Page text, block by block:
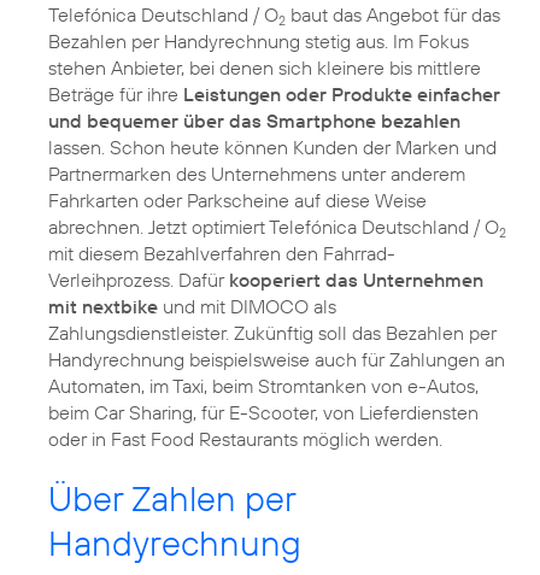
Telefónica Deutschland / O2 baut das Angebot für das
Bezahlen per Handyrechnung stetig aus. Im Fokus
stehen Anbieter, bei denen sich kleinere bis mittlere
Beträge für ihre Leistungen oder Produkte einfacher
und bequemer über das Smartphone bezahlen
lassen. Schon heute können Kunden der Marken und
Partnermarken des Unternehmens unter anderem
Fahrkarten oder Parkscheine auf diese Weise
abrechnen. Jetzt optimiert Telefónica Deutschland / O2
mit diesem Bezahlverfahren den Fahrrad-
Verleihprozess. Dafür kooperiert das Unternehmen
mit nextbike und mit DIMOCO als
Zahlungsdienstleister. Zukünftig soll das Bezahlen per
Handyrechnung beispielsweise auch für Zahlungen an
Automaten, im Taxi, beim Stromtanken von e-Autos,
beim Car Sharing, für E-Scooter, von Lieferdiensten
oder in Fast Food Restaurants möglich werden.
Über Zahlen per
Handyrechnung